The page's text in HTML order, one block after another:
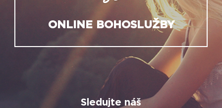
ONLINE BOHOSLUŽBY
Sledujte náš